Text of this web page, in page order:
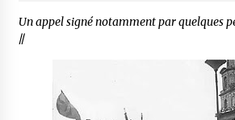
Un appel signé notamment par quelques
//